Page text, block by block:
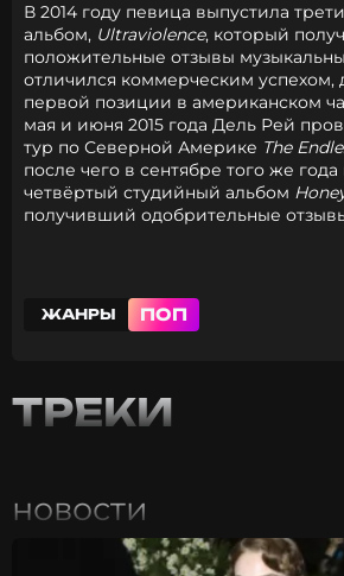
В 2014 году певица выпустила
альбом, Ultraviolence, который
положительные отзывы
отличился коммерческим успехом,
первой позиции в американском
мая и июня 2015 года Дель Рей
тур по Северной Америке The
после чего в сентябре того же
четвёртый студийный альбом
получивший одобрительные
ЖАНРЫ ПОП
ТРЕКИ
новости